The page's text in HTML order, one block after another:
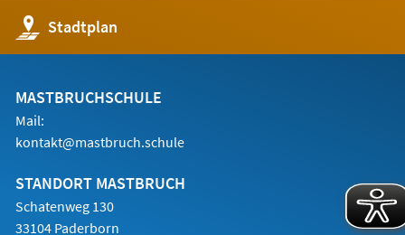
Stadtplan
(Öffnet
in
einem
Tab)
MASTBRUCHSCHULE
Mail:
kontakt@mastbruch.schule
STANDORT MASTBRUCH
Schatenweg 130
33104 Paderborn